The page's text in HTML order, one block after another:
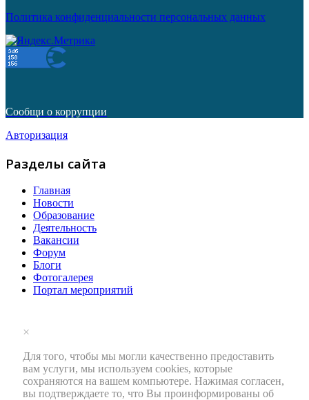
Политика конфиденциальности персональных данных
Сообщи о коррупции
Авторизация
Разделы сайта
Главная
Новости
Образование
Деятельность
Вакансии
Форум
Блоги
Фотогалерея
Портал мероприятий
×
Для того, чтобы мы могли качественно предоставить
вам услуги, мы используем cookies, которые
сохраняются на вашем компьютере. Нажимая согласен,
вы подтверждаете то, что Вы проинформированы об